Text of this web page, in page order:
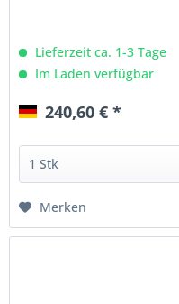
Lieferzeit ca. 1-3 Tage
Im Laden verfügbar
240,60 € *
Merken